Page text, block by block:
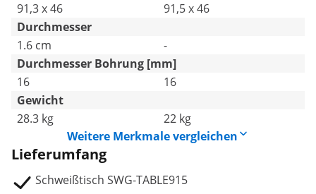
91,3 x 46
91,5 x 46
Durchmesser
1.6 cm
-
Durchmesser Bohrung [mm]
16
16
Gewicht
28.3 kg
22 kg
Weitere Merkmale vergleichen
Lieferumfang
Schweißtisch SWG-TABLE915